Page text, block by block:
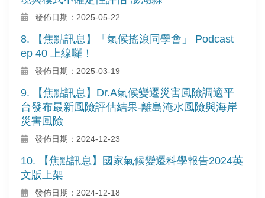
發佈日期：2025-05-22
8. 【焦點訊息】「氣候搖滾同學會」 Podcast
ep 40 上線囉！
發佈日期：2025-03-19
9. 【焦點訊息】Dr.A氣候變遷災害風險調適平
台發布最新風險評估結果-離島淹水風險與海岸
災害風險
發佈日期：2024-12-23
10. 【焦點訊息】國家氣候變遷科學報告2024英
文版上架
發佈日期：2024-12-18